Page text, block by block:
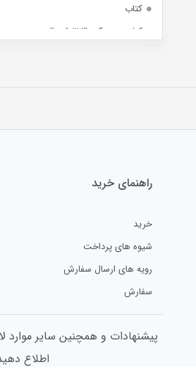
کتاب
کتاب عروسکی ۳ تا ۵ سال
راهنمای خرید
خرید
شیوه های پرداخت
رویه های ارسال سفارش
سفارش
پیشنهادات و همچنین سایر موارد
اطلاع